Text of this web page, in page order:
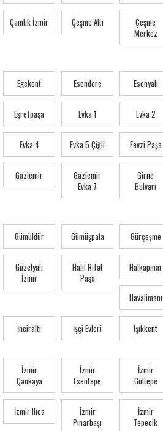
Çamlık İzmir Çeşme Altı
Çeşme
Merkez
Egekent Esendere Esenyalı
Eşrefpaşa Evka 1 Evka 2
Evka 4 Evka 5 Çiğli Fevzi Paşa
Gaziemir
Gaziemir
Evka 7
Girne
Bulvarı
Gümüldür Gümüşpala Gürçeşme
Güzelyalı
İzmir
Halil Rıfat
Paşa
Halkapınar
Havalimanı
İnciraltı İşçi Evleri Işıkkent
İzmir
Çankaya
İzmir
Esentepe
İzmir
Gültepe
İzmir Ilıca
İzmir
Pınarbaşı
İzmir
Tepecik